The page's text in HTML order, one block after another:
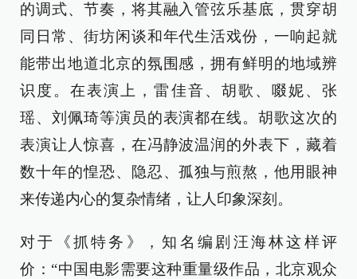
的调式、节奏，将其融入管弦乐基底，贯穿胡
同日常、街坊闲谈和年代生活戏份，一响起就
能带出地道北京的氛围感，拥有鲜明的地域辨
识度。在表演上，雷佳音、胡歌、啜妮、张
瑶、刘佩琦等演员的表演都在线。胡歌这次的
表演让人惊喜，在冯静波温润的外表下，藏着
数十年的惶恐、隐忍、孤独与煎熬，他用眼神
来传递内心的复杂情绪，让人印象深刻。
对于《抓特务》，知名编剧汪海林这样评
价：“中国电影需要这种重量级作品，北京观众